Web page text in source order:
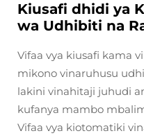
Kiusafi dhidi ya
wa Udhibiti na
Vifaa vya kiusafi kama
mikono vinaruhusu
lakini vinahitaji juhudi
kufanya mambo
Vifaa vya kiotomatiki